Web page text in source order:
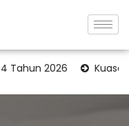
2026 Kuasa